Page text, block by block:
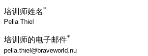
培训师姓名*
培训师的电子邮件*